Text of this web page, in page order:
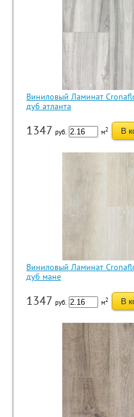
Виниловый Ламинат
дуб атланта
1347 руб. м2 В
Виниловый Ламинат
дуб мане
1347 руб. м2 В